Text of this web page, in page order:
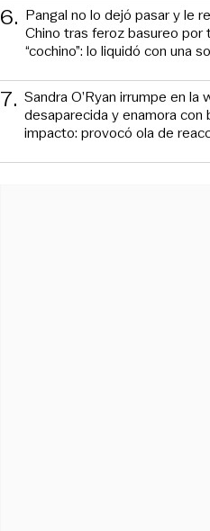
6. Pangal no lo dejó pasar y le
Chino tras feroz basureo por
“cochino”: lo liquidó con una
7. Sandra O’Ryan irrumpe en la
desaparecida y enamora con
impacto: provocó ola de